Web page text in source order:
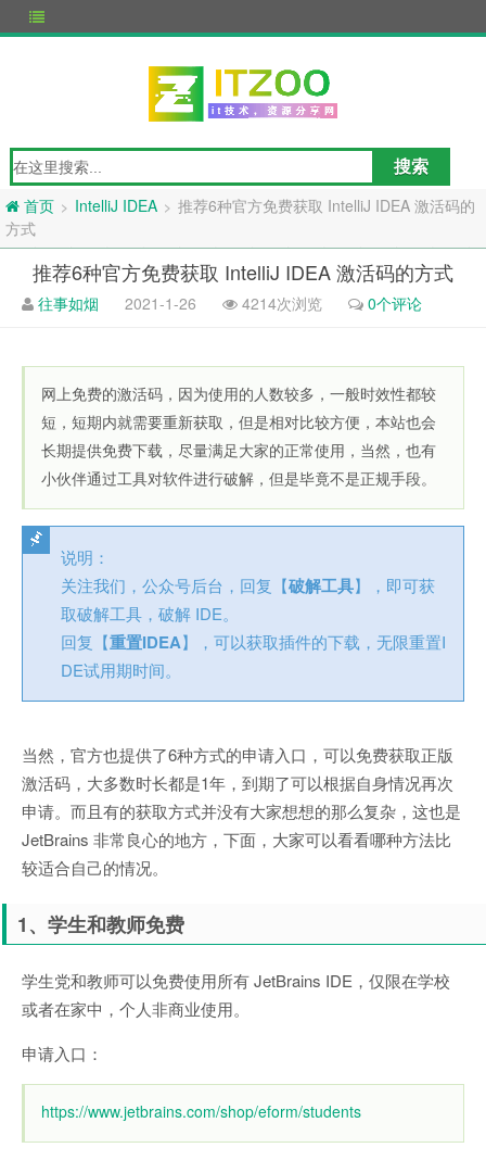
首页 > IntelliJ IDEA > 推荐6种官方免费获取 IntelliJ IDEA 激活码的
方式
推荐6种官方免费获取 IntelliJ IDEA 激活码的方式
往事如烟 2021-1-26 4214次浏览 0个评论
网上免费的激活码，因为使用的人数较多，一般时效性都较
短，短期内就需要重新获取，但是相对比较方便，本站也会
长期提供免费下载，尽量满足大家的正常使用，当然，也有
小伙伴通过工具对软件进行破解，但是毕竟不是正规手段。
说明：
关注我们，公众号后台，回复【破解工具】，即可获
取破解工具，破解 IDE。
回复【重置IDEA】，可以获取插件的下载，无限重置I
DE试用期时间。
当然，官方也提供了6种方式的申请入口，可以免费获取正版
激活码，大多数时长都是1年，到期了可以根据自身情况再次
申请。而且有的获取方式并没有大家想想的那么复杂，这也是
JetBrains 非常良心的地方，下面，大家可以看看哪种方法比
较适合自己的情况。
1、学生和教师免费
学生党和教师可以免费使用所有 JetBrains IDE，仅限在学校
或者在家中，个人非商业使用。
申请入口：
https://www.jetbrains.com/shop/eform/students